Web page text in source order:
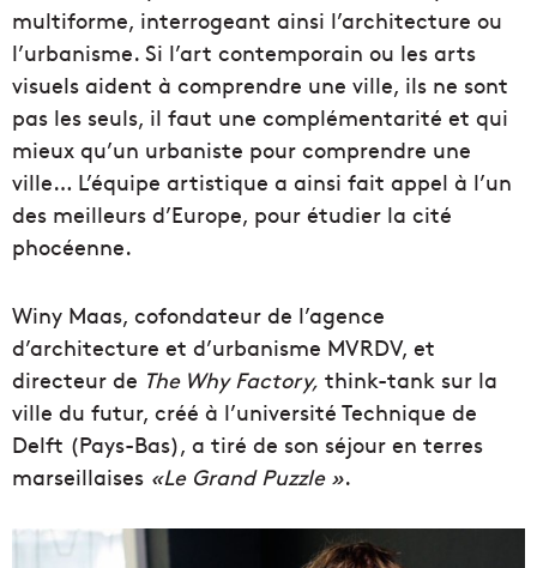
multiforme, interrogeant ainsi l’architecture ou
l’urbanisme. Si l’art contemporain ou les arts
visuels aident à comprendre une ville, ils ne sont
pas les seuls, il faut une complémentarité et qui
mieux qu’un urbaniste pour comprendre une
ville… L’équipe artistique a ainsi fait appel à l’un
des meilleurs d’Europe, pour étudier la cité
phocéenne.
Winy Maas, cofondateur de l’agence
d’architecture et d’urbanisme MVRDV, et
directeur de The Why Factory, think-tank sur la
ville du futur, créé à l’université Technique de
Delft (Pays-Bas), a tiré de son séjour en terres
marseillaises «Le Grand Puzzle ».